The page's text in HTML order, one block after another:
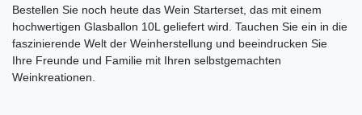
Bestellen Sie noch heute das Wein Starterset, das mit einem
hochwertigen Glasballon 10L geliefert wird. Tauchen Sie ein in die
faszinierende Welt der Weinherstellung und beeindrucken Sie
Ihre Freunde und Familie mit Ihren selbstgemachten
Weinkreationen.